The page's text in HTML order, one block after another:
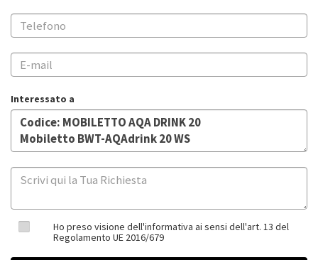
Interessato a
Ho preso visione dell'informativa ai sensi dell'art. 13 del
Regolamento UE 2016/679